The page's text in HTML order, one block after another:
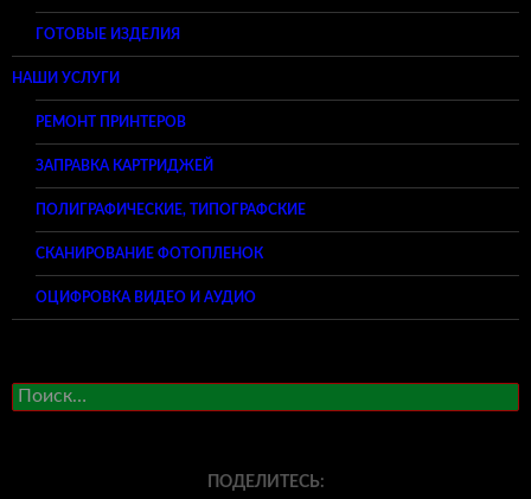
ГОТОВЫЕ ИЗДЕЛИЯ
НАШИ УСЛУГИ
РЕМОНТ ПРИНТЕРОВ
ЗАПРАВКА КАРТРИДЖЕЙ
ПОЛИГРАФИЧЕСКИЕ, ТИПОГРАФСКИЕ
СКАНИРОВАНИЕ ФОТОПЛЕНОК
ОЦИФРОВКА ВИДЕО И АУДИО
Найти:
ПОДЕЛИТЕСЬ: